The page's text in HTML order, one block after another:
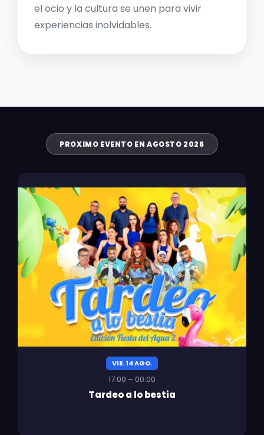
el ocio y la cultura se unen para vivir
experiencias inolvidables.
PROXIMO EVENTO EN AGOSTO 2026
VIE. 14 AGO.
17:00 – 00:00
Tardeo a lo bestia